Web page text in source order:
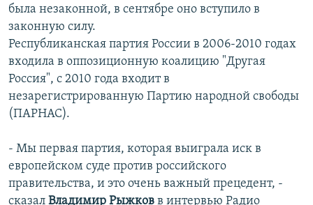
была незаконной, в сентябре оно вступило в
законную силу.
Республиканская партия России в 2006-2010 годах
входила в оппозиционную коалицию "Другая
Россия", с 2010 года входит в
незарегистрированную Партию народной свободы
(ПАРНАС).
- Мы первая партия, которая выиграла иск в
европейском суде против российского
правительства, и это очень важный прецедент, -
сказал Владимир Рыжков в интервью Радио